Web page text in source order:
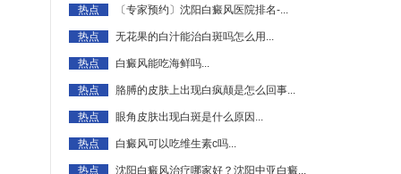
热点 〔专家预约〕沈阳白癜风医院排名-...
热点 无花果的白汁能治白斑吗怎么用...
热点 白癜风能吃海鲜吗...
热点 胳膊的皮肤上出现白疯颠是怎么回事...
热点 眼角皮肤出现白斑是什么原因...
热点 白癜风可以吃维生素c吗...
热点 沈阳白癜风治疗哪家好？沈阳中亚白癜...